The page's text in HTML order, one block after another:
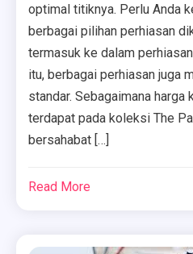
optimal titiknya. Perlu Anda
berbagai pilihan perhiasan
termasuk ke dalam
itu, berbagai perhiasan juga
standar. Sebagaimana harga
terdapat pada koleksi The
bersahabat […]
Read More